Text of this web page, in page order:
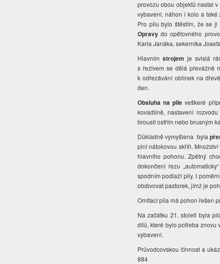
provozu obou objektů nastal
vybavení, náhon i kolo a
Pro pilu bylo štěstím, že se
Opravy do opětovného
Karla Janáka, sekerníka
Hlavním strojem je svislá
s řezivem se dělá převážně
k odřezávání oblinek na
den.
Obsluha na pile veškeré
kovadlině, nastavení
brousit ostřím nebo brusným
Důkladně vymyšlena byla
plní nátokovou skříň.
hlavního pohonu. Zpětný
dokončení řezu
spodním podlaží pily. I
obdivovat pastorek, jímž je
Omítací pila má pohon řešen
Na začátku 21. století byla
dílů, které bylo potřeba znovu
vybavení.
Průvodcovskou činnost a
884